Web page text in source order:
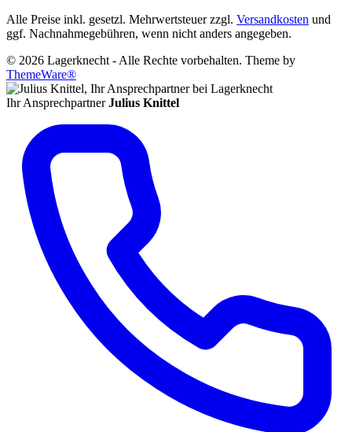
Alle Preise inkl. gesetzl. Mehrwertsteuer zzgl. Versandkosten und
ggf. Nachnahmegebühren, wenn nicht anders angegeben.
© 2026 Lagerknecht - Alle Rechte vorbehalten. Theme by
ThemeWare®
Ihr Ansprechpartner Julius Knittel